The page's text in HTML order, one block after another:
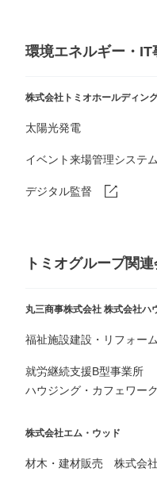
環境エネルギー・IT
株式会社トミオホールディン
太陽光発電
イベント来場管理システ
デジタル監督
トミオグループ関
丸三商事株式会社 株式会社ハ
福祉施設建設・リフォー
就労継続支援B型事業所
ハウジング・カフェワーク
株式会社エム・ウッド
材木・建材販売 株式会